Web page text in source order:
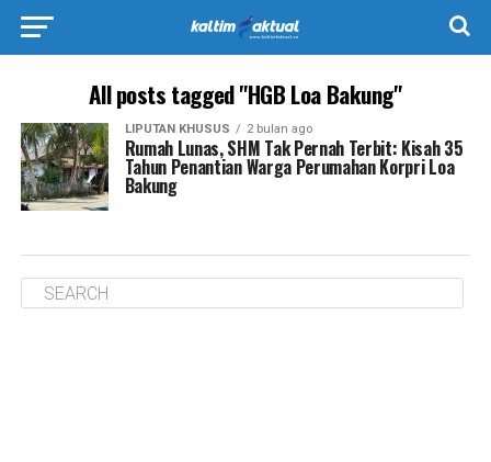
All posts tagged "HGB Loa Bakung"
LIPUTAN KHUSUS 2 bulan ago
Rumah Lunas, SHM Tak Pernah Terbit: Kisah 35
Tahun Penantian Warga Perumahan Korpri Loa
Bakung